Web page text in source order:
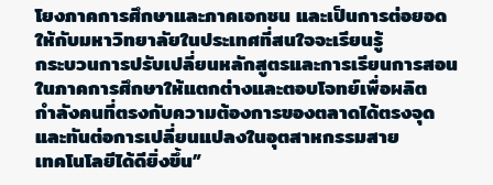
โยงภาคการศึกษาและภาคเอกชน และเป็นการต่อยอด
ให้กับมหาวิทยาลัยในประเทศที่สนใจจะเรียนรู้
กระบวนการปรับเปลี่ยนหลักสูตรและการเรียนการสอน
ในภาคการศึกษาให้แตกต่างและตอบโจทย์เพื่อผลิต
กำลังคนที่ตรงกับความต้องการของตลาดได้ตรงจุด
และทันต่อการเปลี่ยนแปลงในอุตสาหกรรมสาย
เทคโนโลยีได้ดียิ่งขึ้น”